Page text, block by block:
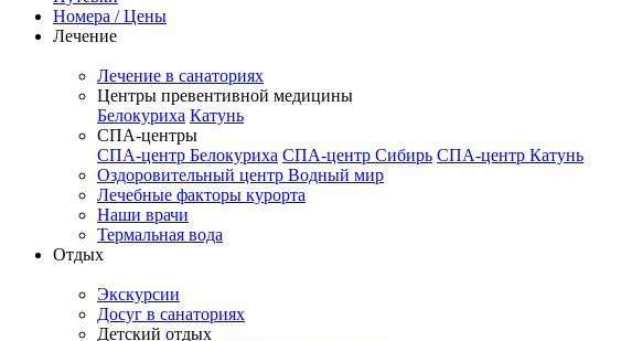
Номера / Цены
Лечение
Лечение в санаториях
Центры превентивной медицины
Белокуриха Катунь
СПА-центры
СПА-центр Белокуриха СПА-центр Сибирь СПА-центр Катунь
Оздоровительный центр Водный мир
Лечебные факторы курорта
Наши врачи
Термальная вода
Отдых
Экскурсии
Досуг в санаториях
Детский отдых